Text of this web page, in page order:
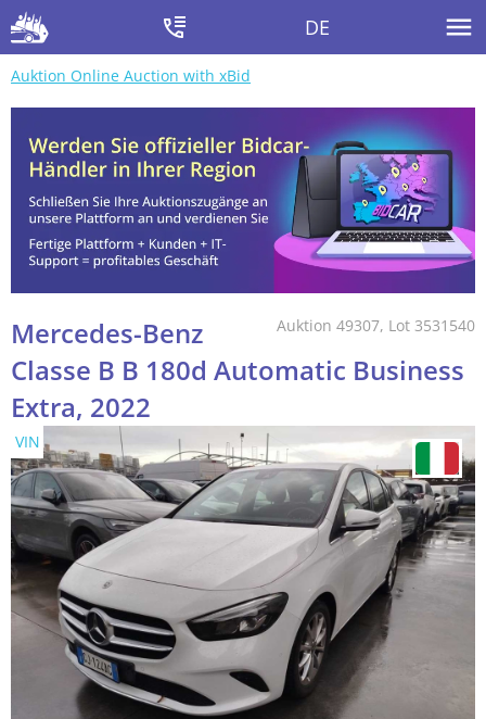
DE
Auktion Online Auction with xBid
Auktion 49307, Lot 3531540
Mercedes-Benz
Classe B B 180d Automatic Business
Extra, 2022
VIN